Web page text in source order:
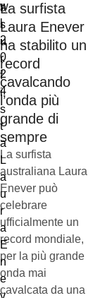
La surfista
Laura Enever
ha stabilito un
record
cavalcando
l’onda più
grande di
sempre
La surfista
australiana Laura
Enever può
celebrare
ufficialmente un
record mondiale,
per la più grande
onda mai
cavalcata da una